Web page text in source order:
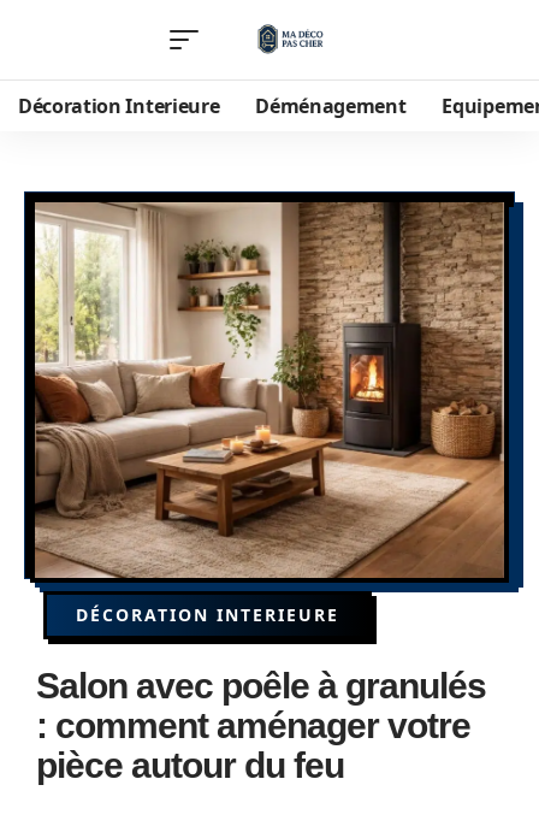
Décoration Interieure Déménagement
DÉCORATION INTERIEURE
Salon avec poêle à granulés
: comment aménager votre
pièce autour du feu